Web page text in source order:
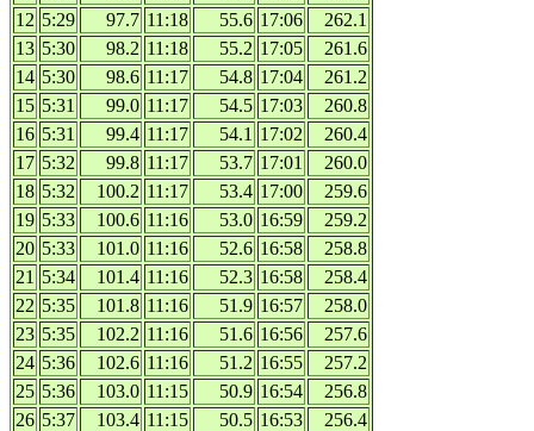
12 5:29 97.7 11:18 55.6 17:06
262.1
13 5:30 98.2 11:18 55.2 17:05
261.6
14 5:30 98.6 11:17 54.8 17:04
261.2
15 5:31 99.0 11:17 54.5 17:03
260.8
16 5:31 99.4 11:17 54.1 17:02
260.4
17 5:32 99.8 11:17 53.7 17:01
260.0
18 5:32 100.2 11:17 53.4 17:00
259.6
19 5:33 100.6 11:16 53.0 16:59
259.2
20 5:33 101.0 11:16 52.6 16:58
258.8
21 5:34 101.4 11:16 52.3 16:58
258.4
22 5:35 101.8 11:16 51.9 16:57
258.0
23 5:35 102.2 11:16 51.6 16:56
257.6
24 5:36 102.6 11:16 51.2 16:55
257.2
25 5:36 103.0 11:15 50.9 16:54
256.8
26 5:37 103.4 11:15 50.5 16:53
256.4